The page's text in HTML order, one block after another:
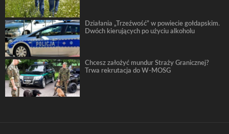
Działania „Trzeźwość” w powiecie gołdapskim.
Dwóch kierujących po użyciu alkoholu
Chcesz założyć mundur Straży Granicznej?
Trwa rekrutacja do W-MOSG